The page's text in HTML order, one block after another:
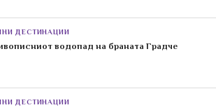
ДЕСТИНАЦИИ
водопад на браната Градче
ДЕСТИНАЦИИ